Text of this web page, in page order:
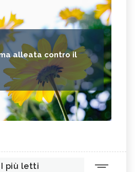
alleata contro il
I più letti